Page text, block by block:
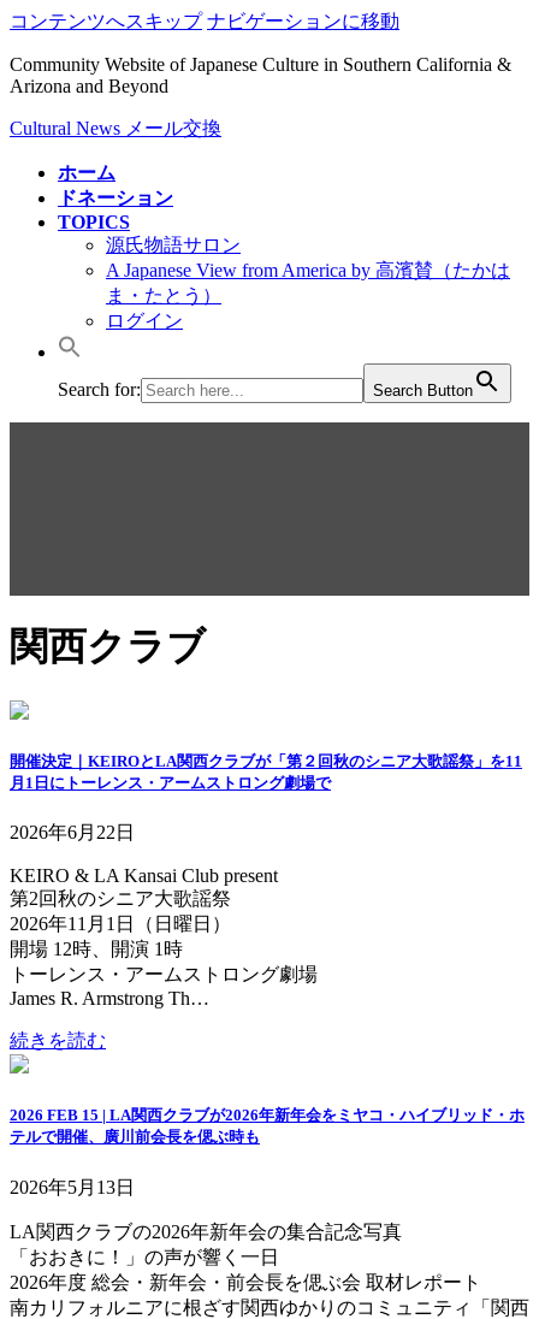
コンテンツへスキップ ナビゲーションに移動
Community Website of Japanese Culture in Southern California &
Arizona and Beyond
Cultural News メール交換
ホーム
ドネーション
TOPICS
源氏物語サロン
A Japanese View from America by 高濱賛（たかは
ま・たとう）
ログイン
Search for: Search Button
関西クラブ
開催決定｜KEIROとLA関西クラブが「第２回秋のシニア大歌謡祭」を11
月1日にトーレンス・アームストロング劇場で
2026年6月22日
KEIRO & LA Kansai Club present
第2回秋のシニア大歌謡祭
2026年11月1日（日曜日）
開場 12時、開演 1時
トーレンス・アームストロング劇場
James R. Armstrong Th…
続きを読む
2026 FEB 15 | LA関西クラブが2026年新年会をミヤコ・ハイブリッド・ホ
テルで開催、廣川前会長を偲ぶ時も
2026年5月13日
LA関西クラブの2026年新年会の集合記念写真
「おおきに！」の声が響く一日
2026年度 総会・新年会・前会長を偲ぶ会 取材レポート
南カリフォルニアに根ざす関西ゆかりのコミュニティ「関西